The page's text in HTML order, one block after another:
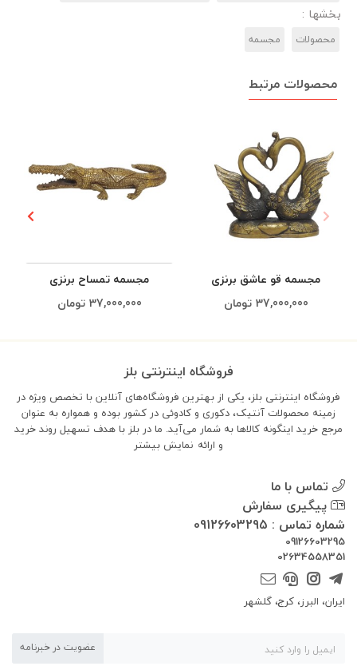
بخشها :
محصولات مجسمه‌
محصولات مرتبط
مجسمه قو عاشق برنزی
37,000,000 تومان
مجسمه تمساح برنزی
37,000,000 تومان
فروشگاه اینترنتی بلز
فروشگاه اینترنتی بلز، یکی از بهترین فروشگاه‌های آنلاین با تخصص ویژه در
زمینه محصولات آنتیک، دکوری و کادوئی در کشور بوده و همواره به عنوان
مرجع خرید اینگونه کالاها به شمار می‌آید. ما در بلز با هدف تسهیل روند خرید
و ارائه نمایش بیشتر
تماس با ما
پیگیری سفارش
شماره تماس : 09126603295
09126603295
02634558351
ایران، البرز، کرج، گلشهر
عضویت در خبرنامه